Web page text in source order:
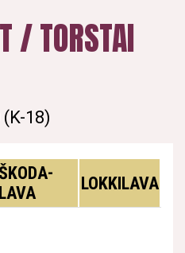
/ TORSTAI
18)
LAVA ESIINTYJÄT
LOKKILAVA